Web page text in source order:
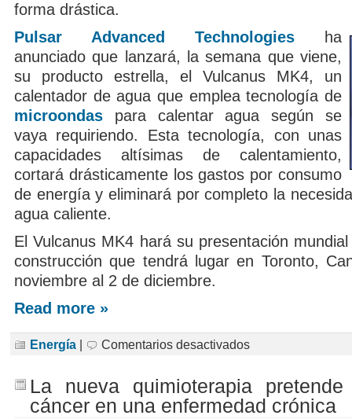
forma drástica.
Pulsar Advanced Technologies ha
anunciado que lanzará, la semana que viene,
su producto estrella, el Vulcanus MK4, un
calentador de agua que emplea tecnología de
microondas para calentar agua según se
vaya requiriendo. Esta tecnología, con unas
capacidades altísimas de calentamiento,
cortará drásticamente los gastos por consumo
de energía y eliminará por completo la
agua caliente.
El Vulcanus MK4 hará su presentación
construcción que tendrá lugar en Toronto,
noviembre al 2 de diciembre.
Read more »
Energía | Comentarios desactivados
por
microondas
La nueva quimioterapia
cáncer en una enfermedad crónica